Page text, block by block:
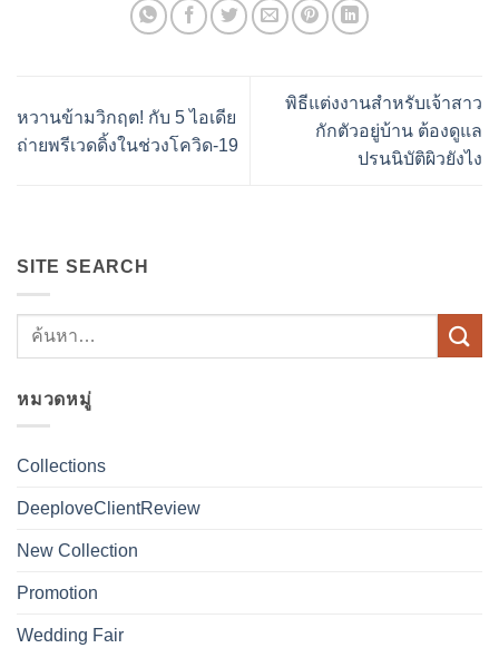
หวานข้ามวิกฤต! กับ 5 ไอเดีย
ถ่ายพรีเวดดิ้งในช่วงโควิด-19
พิธีแต่งงานสำหรับเจ้าสาว
กักตัวอยู่บ้าน ต้องดูแล
ปรนนิบัติผิวยังไง
SITE SEARCH
หมวดหมู่
Collections
DeeploveClientReview
New Collection
Promotion
Wedding Fair